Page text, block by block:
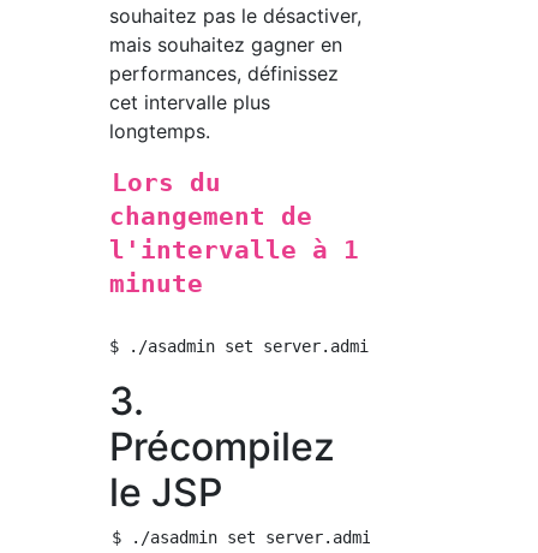
souhaitez pas le désactiver,
mais souhaitez gagner en
performances, définissez
cet intervalle plus
longtemps.
Lors du
changement de
l'intervalle à 1
minute
3.
Précompilez
le JSP